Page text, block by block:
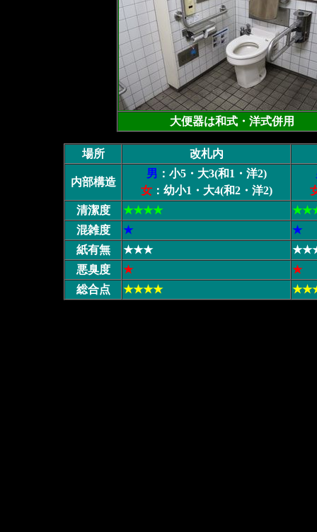
大便器は和式・洋式併用
場所 改札内
内部構造
男 ：小5・大3(和1・洋2)
女：幼小1・大4(和2・洋2)
清潔度
★★★★
混雑度
★
★
紙有無
★★★
悪臭度
★
★
総合点
★★★★